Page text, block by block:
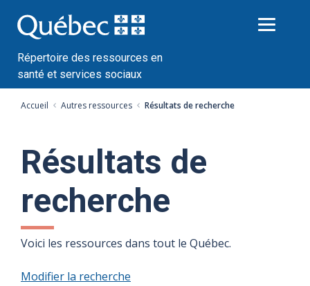
au
contenu
Répertoire des ressources en
santé et services sociaux
Accueil Autres ressources Résultats de recherche
Résultats de
recherche
Voici les ressources dans tout le Québec.
Modifier la recherche